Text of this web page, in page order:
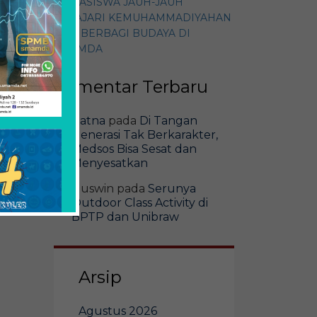
PELAJARI KEMUHAMMADIYAHAN
DAN BERBAGI BUDAYA DI
SMAMDA
Komentar Terbaru
Ratna pada Di Tangan
Generasi Tak Berkarakter,
Medsos Bisa Sesat dan
Menyesatkan
Guswin pada Serunya
Outdoor Class Activity di
BPTP dan Unibraw
Arsip
Agustus 2026